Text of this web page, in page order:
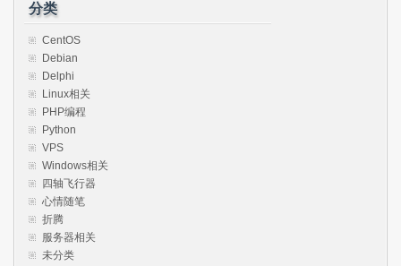
分类
CentOS
Debian
Delphi
Linux相关
PHP编程
Python
VPS
Windows相关
四轴飞行器
心情随笔
折腾
服务器相关
未分类